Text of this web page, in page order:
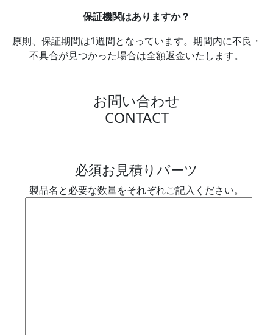
保証機関はありますか？
原則、保証期間は1週間となっています。期間内に不良・
不具合が見つかった場合は全額返金いたします。
お問い合わせ
CONTACT
必須お見積りパーツ
製品名と必要な数量をそれぞれご記入ください。